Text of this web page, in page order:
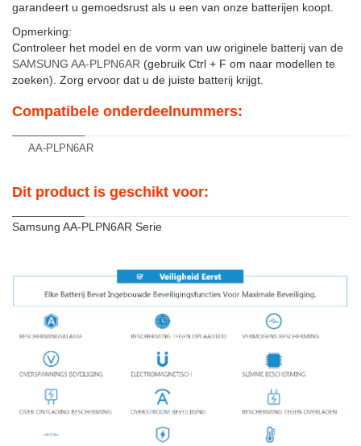
garandeert u gemoedsrust als u een van onze batterijen koopt.
Opmerking:
Controleer het model en de vorm van uw originele batterij van de
SAMSUNG AA-PLPN6AR (gebruik Ctrl + F om naar modellen te
zoeken). Zorg ervoor dat u de juiste batterij krijgt.
Compatibele onderdeelnummers:
AA-PLPN6AR
Dit product is geschikt voor:
Samsung AA-PLPN6AR Serie